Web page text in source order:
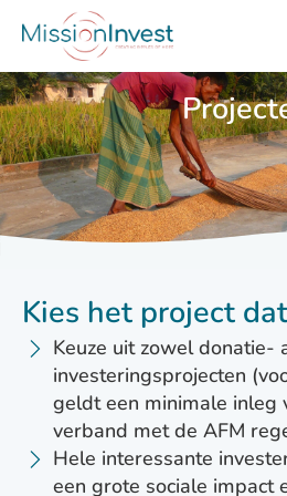
Kies het project
Keuze uit zowel donatie-
investeringsprojecten
geldt een minimale inleg
verband met de AFM
Hele interessante
een grote sociale impact